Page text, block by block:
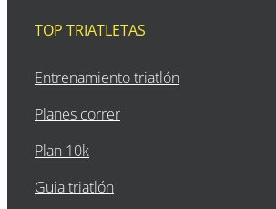
TOP TRIATLETAS
Entrenamiento triatlón
Planes correr
Plan 10k
Guia triatlón